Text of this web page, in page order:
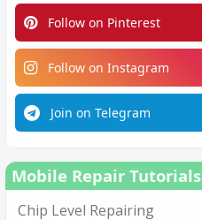
Follow on Pinterest
Follow on Instagram
Join on Telegram
Mobile Repair Tutorials
Chip Level Repairing